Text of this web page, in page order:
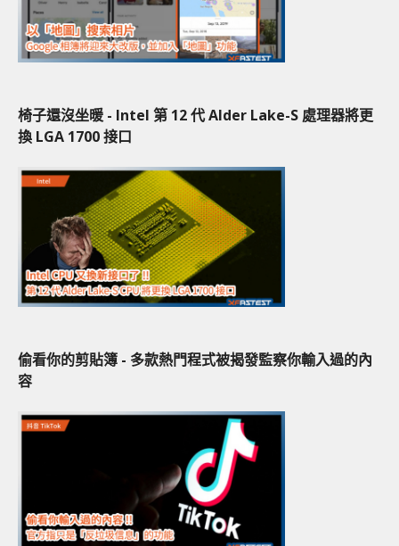
椅子還沒坐暖 - Intel 第 12 代 Alder Lake-S 處理器將更
換 LGA 1700 接口
偷看你的剪貼簿 - 多款熱門程式被揭發監察你輸入過的內
容